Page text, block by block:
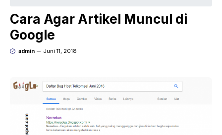
Cara Agar Artikel Muncul di
Google
admin Juni 11, 2018